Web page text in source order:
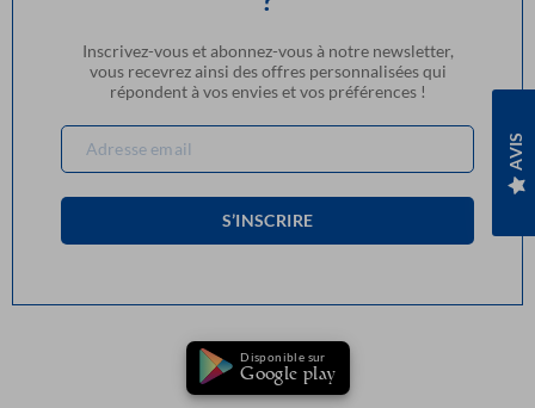
AVIS
Inscrivez-vous et abonnez-vous à notre newsletter,
vous recevrez ainsi des offres personnalisées qui
répondent à vos envies et vos préférences !
S’INSCRIRE
Disponible sur
Google play